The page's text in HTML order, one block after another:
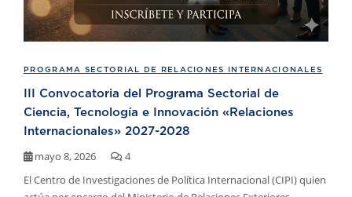
PROGRAMA SECTORIAL DE RELACIONES INTERNACIONALES
III Convocatoria del Programa Sectorial de
Ciencia, Tecnología e Innovación «Relaciones
Internacionales» 2027-2028
mayo 8, 2026
4
El Centro de Investigaciones de Política Internacional (CIPI) quien